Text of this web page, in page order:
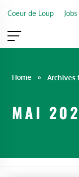
Coeur de Loup Jobs
MAI
Home » Archives